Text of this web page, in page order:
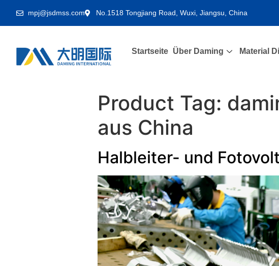
mpj@jsdmss.com No.1518 Tongjiang Road, Wuxi, Jiangsu, China
Startseite Über Daming Material
Product Tag:
aus China
Halbleiter- und